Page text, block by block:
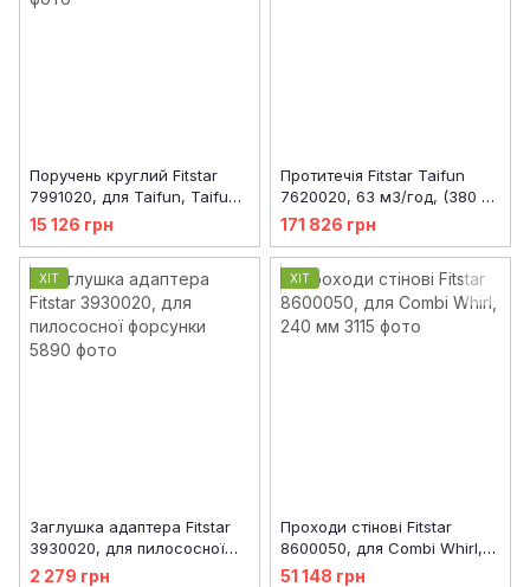
Поручень круглий Fitstar
7991020, для Taifun, Taifun
Duo, Taifun Kompakt
15 126 грн
Протитечія Fitstar Taifun
7620020, 63 м3/год, (380 В),
під бетон
171 826 грн
ХІТ
Заглушка адаптера Fitstar
3930020, для пилососної
форсунки
2 279 грн
ХІТ
Проходи стінові Fitstar
8600050, для Combi Whirl,
240 мм
51 148 грн